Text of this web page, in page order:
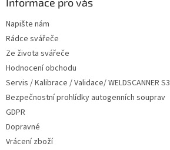
Napište nám
Rádce svářeče
Ze života svářeče
Hodnocení obchodu
Servis / Kalibrace / Validace/ WELDSCANNER S3
Bezpečnostní prohlídky autogenních souprav
GDPR
Dopravné
Vrácení zboží